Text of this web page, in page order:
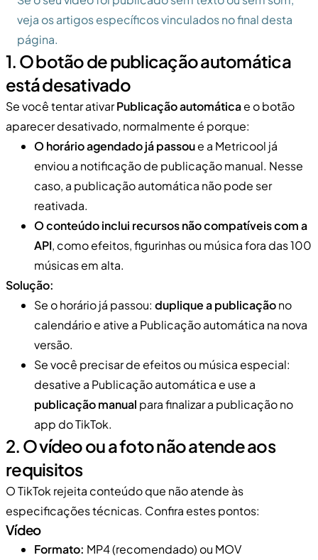
veja os artigos específicos vinculados no final desta
página.
1. O botão de publicação automática
está desativado
Se você tentar ativarPublicação automáticae o botão
aparecer desativado, normalmente é porque:
O horário agendado já passoue a Metricool já
enviou a notificação de publicação manual. Nesse
caso, a publicação automática não pode ser
reativada.
O conteúdo inclui recursos não compatíveis com a
API, como efeitos, figurinhas ou música fora das 100
músicas em alta.
Solução:
Se o horário já passou: duplique a publicaçãono
calendário e ative a Publicação automática na nova
versão.
Se você precisar de efeitos ou música especial:
desative a Publicação automática e use a
publicação manual para finalizar a publicação no
app do TikTok.
2. O vídeo ou a foto não atende aos
requisitos
O TikTok rejeita conteúdo que não atende às
especificações técnicas. Confira estes pontos:
Vídeo
Formato: MP4 (recomendado) ou MOV